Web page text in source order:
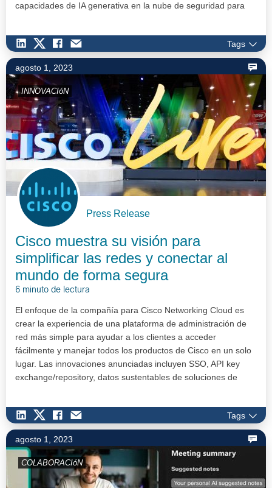
capacidades de IA generativa en la nube de seguridad para
Tags
agosto 1, 2023
INNOVACIóN
Press Release
Cisco muestra su visión para
simplificar las redes y conectar al
mundo de forma segura
6 minuto de lectura
El enfoque de la compañía para Cisco Networking Cloud es
crear la experiencia de una plataforma de administración de
red más simple para ayudar a los clientes a acceder
fácilmente y manejar todos los productos de Cisco en un solo
lugar. Las innovaciones anunciadas incluyen SSO, API key
exchange/repository, datos sustentables de soluciones de
Tags
agosto 1, 2023
COLABORACIóN